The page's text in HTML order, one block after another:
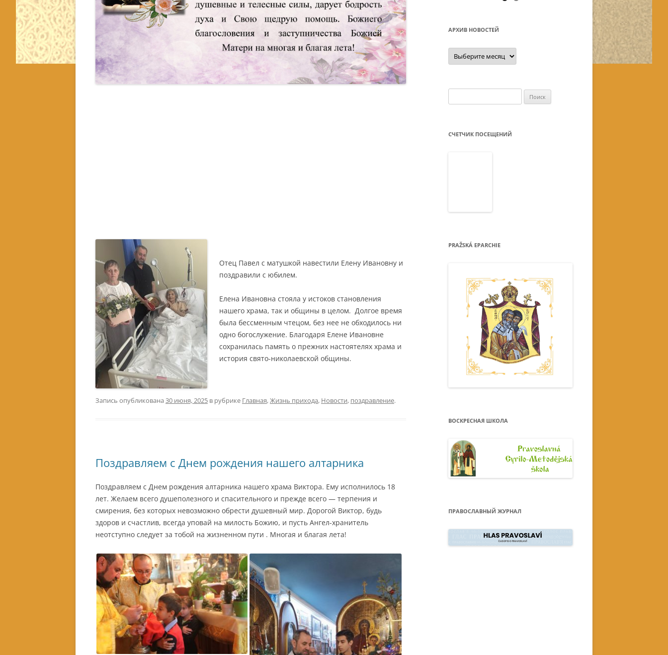
Отец Павел с матушкой навестили Елену Ивановну и
поздравили с юбилем.
Елена Ивановна стояла у истоков становления
нашего храма, так и общины в целом. Долгое время
была бессменным чтецом, без нее не обходилось ни
одно богослужение. Благодаря Елене Ивановне
сохранилась память о прежних настоятелях храма и
история свято-николаевской общины.
Запись опубликована 30 июня, 2025 в рубрике Главная,Жизнь прихода, Новости, поздравление.
Поздравляем с Днем рождения нашего алтарника
Поздравляем с Днем рождения алтарника нашего храма Виктора. Ему исполнилось 18
лет. Желаем всего душеполезного и спасительного и прежде всего — терпения и
смирения, без которых невозможно обрести душевный мир. Дорогой Виктор, будь
здоров и счастлив, всегда уповай на милость Божию, и пусть Ангел-хранитель
неотступно следует за тобой на жизненном пути . Многая и благая лета!
АРХИВ НОВОСТЕЙ
Архив
новостей
СЧЕТЧИК ПОСЕЩЕНИЙ
PRAŽSKÁ EPARCHIE
ВОСКРЕСНАЯ ШКОЛА
ПРАВОСЛАВНЫЙ ЖУРНАЛ